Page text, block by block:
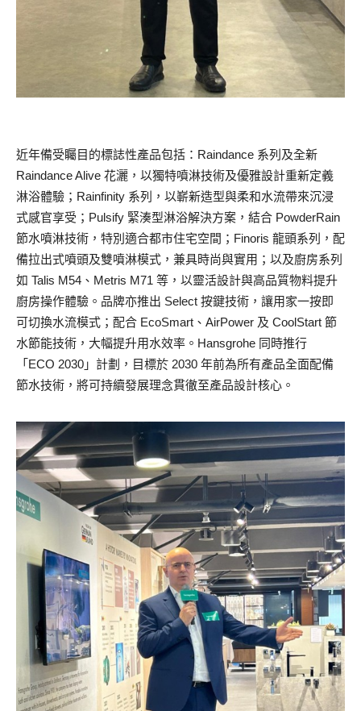
近年備受矚目的標誌性產品包括：Raindance 系列及全新
Raindance Alive 花灑，以獨特噴淋技術及優雅設計重新定義
淋浴體驗；Rainfinity 系列，以嶄新造型與柔和水流帶來沉浸
式感官享受；Pulsify 緊湊型淋浴解決方案，結合 PowderRain
節水噴淋技術，特別適合都市住宅空間；Finoris 龍頭系列，配
備拉出式噴頭及雙噴淋模式，兼具時尚與實用；以及廚房系列
如 Talis M54、Metris M71 等，以靈活設計與高品質物料提升
廚房操作體驗。品牌亦推出 Select 按鍵技術，讓用家一按即
可切換水流模式；配合 EcoSmart、AirPower 及 CoolStart 節
水節能技術，大幅提升用水效率。Hansgrohe 同時推行
「ECO 2030」計劃，目標於 2030 年前為所有產品全面配備
節水技術，將可持續發展理念貫徹至產品設計核心。